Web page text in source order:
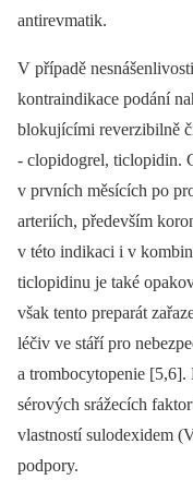
antirevmatik.
V případě
kontraindikace podání
blokujícími reverzibilně
-⁠ clopidogrel, ticlopidin.
v prvních měsících po
arteriích, především
v této indikaci i v
ticlopidinu je také
však tento preparát
léčiv ve stáří pro
a trombocytopenie
sérových srážecích
vlastností sulodexidem
podpory.